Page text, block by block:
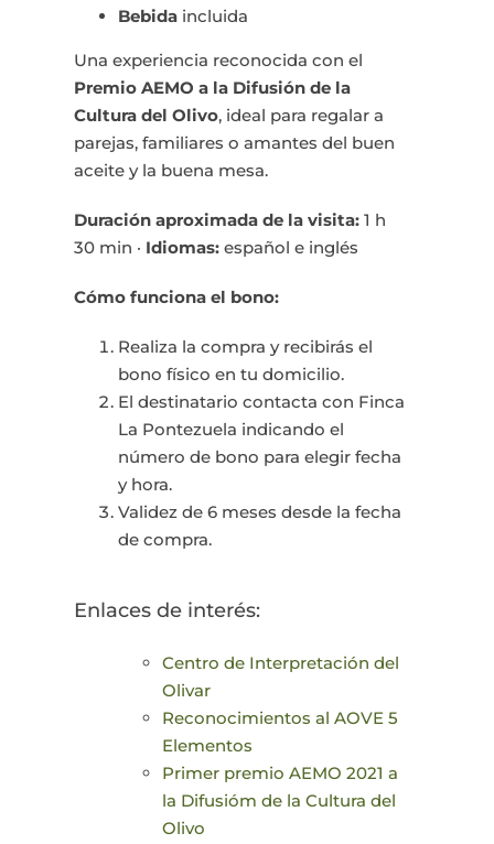
Bebida incluida
Una experiencia reconocida con el
Premio AEMO a la Difusión de la
Cultura del Olivo, ideal para regalar a
parejas, familiares o amantes del buen
aceite y la buena mesa.
Duración aproximada de la visita: 1 h
30 min · Idiomas: español e inglés
Cómo funciona el bono:
Realiza la compra y recibirás el
bono físico en tu domicilio.
El destinatario contacta con Finca
La Pontezuela indicando el
número de bono para elegir fecha
y hora.
Validez de 6 meses desde la fecha
de compra.
Enlaces de interés:
Centro de Interpretación del
Olivar
Reconocimientos al AOVE 5
Elementos
Primer premio AEMO 2021 a
la Difusióm de la Cultura del
Olivo